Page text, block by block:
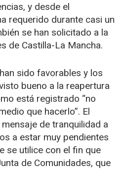
y desde el
requerido durante casi un
se han solicitado a la
de Castilla-La Mancha.
sido favorables y los
bueno a la reapertura
está registrado “no
que hacerlo”. El
de tranquilidad a
a estar muy pendientes
se utilice con el fin que
de Comunidades, que